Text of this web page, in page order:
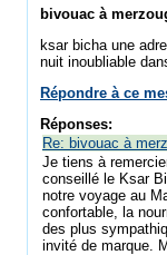
bivouac à
ksar bicha une
nuit inoubliable
Répondre à ce
Réponses:
Re: bivouac à
Je tiens à
conseillé le Ksar
notre voyage au
confortable, la
des plus
invité de marque.